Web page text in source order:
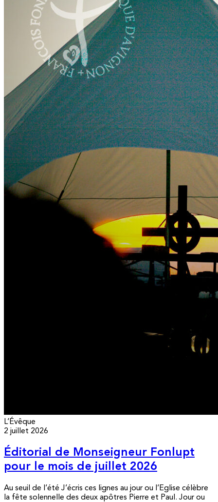
L’Évêque
2 juillet 2026
Éditorial de Monseigneur Fonlupt
pour le mois de juillet 2026
Au seuil de l’été J’écris ces lignes au jour ou l’Eglise célèbre
la fête solennelle des deux apôtres Pierre et Paul. Jour ou